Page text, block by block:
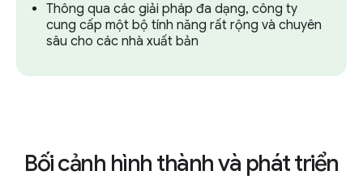
Thông qua các giải pháp đa dạng, công ty
cung cấp một bộ tính năng rất rộng và chuyên
sâu cho các nhà xuất bản
Bối cảnh hình thành và phát triển